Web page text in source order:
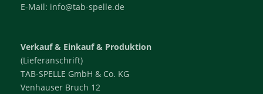
E-Mail: info@tab-spelle.de
Verkauf & Einkauf & Produktion
(Lieferanschrift)
TAB-SPELLE GmbH & Co. KG
Venhauser Bruch 12